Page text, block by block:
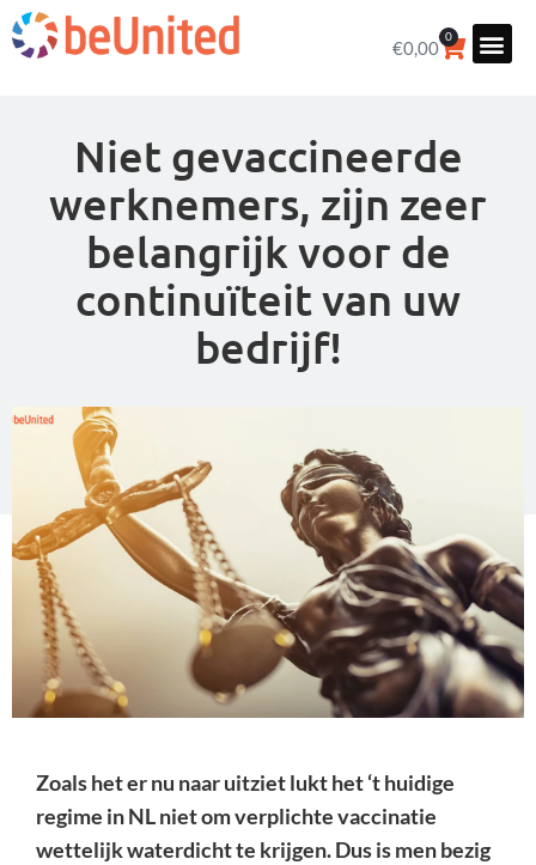
€0,00
0
Niet gevaccineerde
werknemers, zijn zeer
belangrijk voor de
continuïteit van uw
bedrijf!
Zoals het er nu naar uitziet lukt het ‘t huidige
regime in NL niet om verplichte vaccinatie
wettelijk waterdicht te krijgen. Dus is men bezig